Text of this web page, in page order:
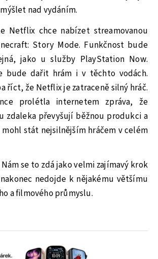
nad vydáním.
Netflix chce nabízet streamovanou
Story Mode. Funkčnost bude
jako u služby PlayStation Now.
bude dařit hrám i v těchto vodách.
říct, že Netflix je zatraceně silný hráč.
prolétla internetem zpráva, že
zdaleka převyšují běžnou produkci a
stát nejsilnějším hráčem v celém
se to zdá jako velmi zajímavý krok
nedojde k nějakému většímu
a filmového průmyslu.